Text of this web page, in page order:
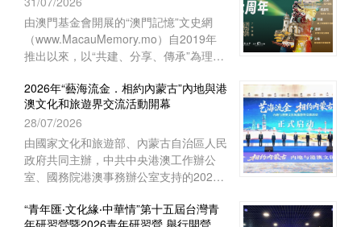
日至8月1日圓滿舉行。澳門組織了45位
文旅界代表赴內蒙古自治區參與活動，與
來自內地及香港的文旅界代表、專家學者
新篇。
由澳門基金會開展的“澳門記憶”文史網
（www.MacauMemory.mo）自2019年
推出以來，以“共建、分享、傳承”為理
梳理並活化澳門珍貴的歷史文化資源，建
構起承載小城歷史的大型文化資料庫。
“澳門記憶”即將踏入開站七周年，特以
“七載共話 聲影傳承”為主題，陸續推出一
系列涵蓋線上和線下的多元活動，誠邀市
民大眾共同參與，用不同視角與媒介，共
2026年“藝海流金．相約內蒙古”內地與港
澳文化和旅遊界交流活動開幕
28/07/2026
由國家文化和旅遊部、內蒙古自治區人民
政府共同主辦，中共中央港澳工作辦公
室、國務院港澳事務辦公室支持的2026
化和旅遊界交流活動於7月28日在內蒙古
“青年匯‧文化緣‧中華情”第十五屆台灣青
年研習營暨2026青年研習營 舉行開營儀